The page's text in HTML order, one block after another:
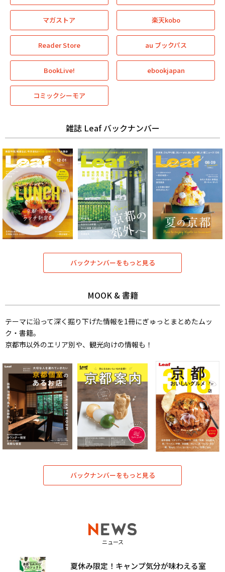
マガストア 楽天kobo
Reader Store au ブックパス
BookLive! ebookjapan
コミックシーモア
雑誌 Leaf バックナンバー
バックナンバーをもっと見る
MOOK & 書籍
テーマに沿って深く掘り下げた情報を1冊にぎゅっとまとめたムッ
ク・書籍。
京都市以外のエリア別や、観光向けの情報も！
バックナンバーをもっと見る
ニュース
夏休み限定！キャンプ気分が味わえる室